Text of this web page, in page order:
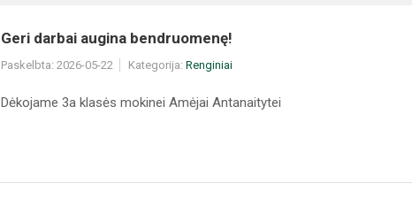
Geri darbai augina bendruomenę!
Paskelbta: 2026-05-22 Kategorija: Renginiai
Dėkojame 3a klasės mokinei Amėjai Antanaitytei